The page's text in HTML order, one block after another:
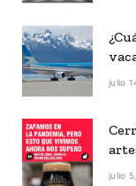
julio
julio